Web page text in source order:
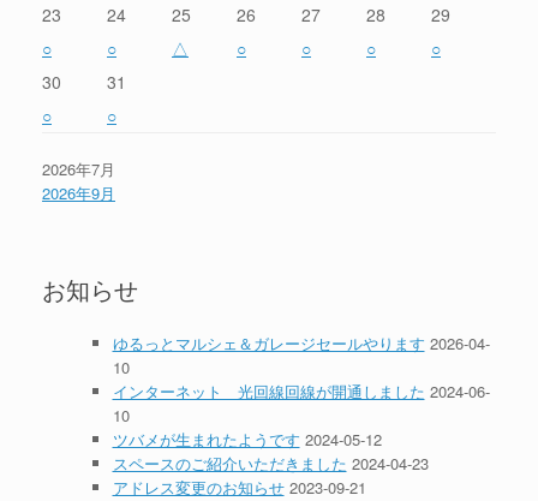
23
○
24
○
25
△
26
○
27
○
28
○
29
○
30
○
31
○
2026年7月
2026年9月
お知らせ
ゆるっとマルシェ＆ガレージセールやります 2026-04-
10
インターネット 光回線回線が開通しました 2024-06-
10
ツバメが生まれたようです 2024-05-12
スペースのご紹介いただきました 2024-04-23
アドレス変更のお知らせ 2023-09-21